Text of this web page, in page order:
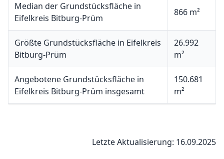
Median der Grundstücksfläche in
Eifelkreis Bitburg-Prüm
866 m²
Größte Grundstücksfläche in Eifelkreis
Bitburg-Prüm
26.992
m²
Angebotene Grundstücksfläche in
Eifelkreis Bitburg-Prüm insgesamt
150.681
m²
Letzte Aktualisierung: 16.09.2025